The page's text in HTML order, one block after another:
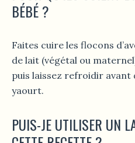
BÉBÉ ?
Faites cuire les flocons
de lait (végétal ou
puis laissez refroidir avant
yaourt.
PUIS-JE UTILISER UN